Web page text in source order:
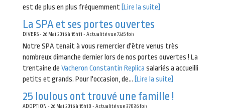
est de plus en plus fréquemment [Lire la suite]
La SPA et ses portes ouvertes
DIVERS - 26 Mai 2016 à 15h11 - Actualité vue 7245 fois
Notre SPA tenait à vous remercier d'être venus très
nombreux dimanche dernier lors de nos portes ouvertes ! La
trentaine de Vacheron Constantin Replica salariés a accueilli
petits et grands. Pour l'occasion, de... [Lire la suite]
25 loulous ont trouvé une famille !
ADOPTION - 26 Mai 2016 à 15h10 - Actualité vue 37036 fois